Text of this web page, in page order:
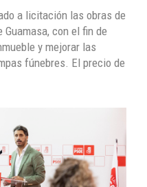
a licitación las obras de
con el fin de
y mejorar las
fúnebres. El precio de